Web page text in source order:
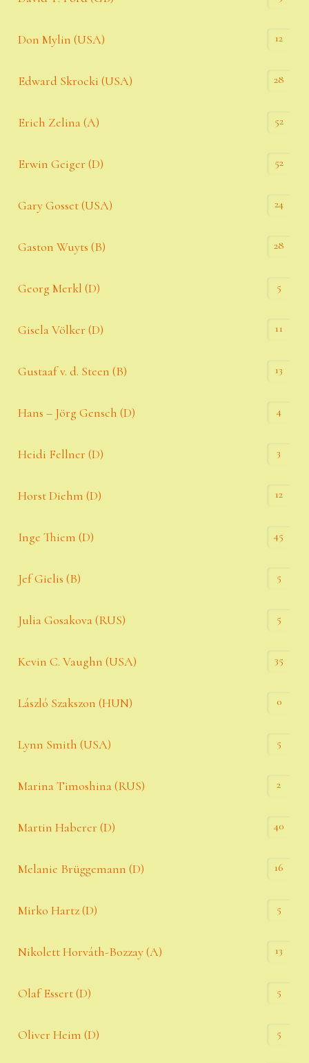
Don Mylin (USA) 12
Edward Skrocki (USA) 28
Erich Zelina (A) 52
Erwin Geiger (D) 52
Gary Gosset (USA) 24
Gaston Wuyts (B) 28
Georg Merkl (D) 5
Gisela Völker (D) 11
Gustaaf v. d. Steen (B) 13
Hans – Jörg Gensch (D) 4
Heidi Fellner (D) 3
Horst Diehm (D) 12
Inge Thiem (D) 45
Jef Gielis (B) 5
Julia Gosakova (RUS) 5
Kevin C. Vaughn (USA) 35
László Szakszon (HUN) 0
Lynn Smith (USA) 5
Marina Timoshina (RUS) 2
Martin Haberer (D) 40
Melanie Brüggemann (D) 16
Mirko Hartz (D) 5
Nikolett Horváth-Bozzay (A) 13
Olaf Essert (D) 5
Oliver Heim (D) 5